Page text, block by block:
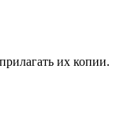
их копии.